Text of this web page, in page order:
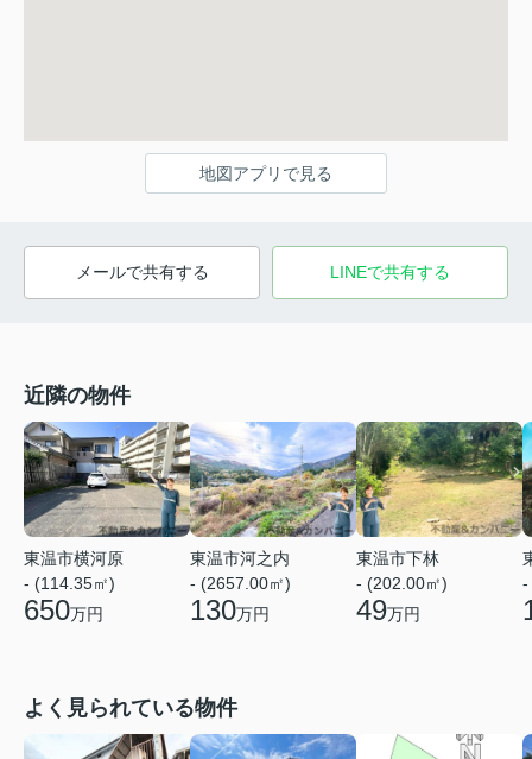
地図アプリで見る
メールで共有する LINEで共有する
近隣の物件
東温市横河原
- (114.35㎡)
650万円
東温市河之内
- (2657.00㎡)
130万円
東温市下林
- (202.00㎡)
49万円
-
よく見られている物件